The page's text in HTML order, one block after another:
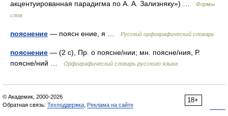
акцентуированная парадигма по А. А. Зализняку») …
Формы
слов
пояснение — поясн ение, я … Русский орфографический словарь
пояснение — (2 с), Пр. о поясне/нии; мн. поясне/ния, Р.
поясне/ний …
Орфографический словарь русского языка
18+
© Академик, 2000-2026
Обратная связь: Техподдержка Реклама на сайте